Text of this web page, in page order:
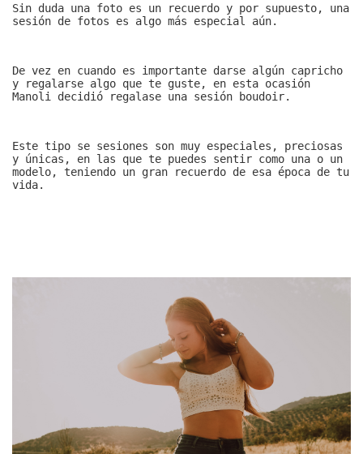
Sin duda una foto es un recuerdo y por supuesto, una
sesión de fotos es algo más especial aún.
De vez en cuando es importante darse algún capricho
y regalarse algo que te guste, en esta ocasión
Manoli decidió regalase una sesión boudoir.
Este tipo se sesiones son muy especiales, preciosas
y únicas, en las que te puedes sentir como una o un
modelo, teniendo un gran recuerdo de esa época de tu
vida.